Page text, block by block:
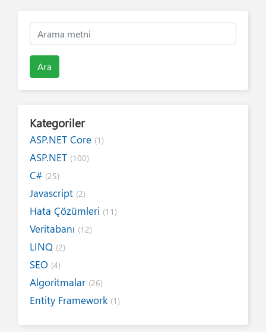
Ara
Kategoriler
ASP.NET Core (1)
ASP.NET (100)
C# (25)
Javascript (2)
Hata Çözümleri (11)
Veritabanı (12)
LINQ (2)
SEO (4)
Algoritmalar (26)
Entity Framework (1)